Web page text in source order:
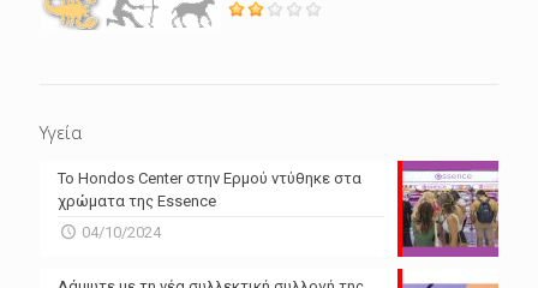
Υγεία
Το Hondos Center στην Ερμού ντύθηκε στα
χρώματα της Essence
04/10/2024